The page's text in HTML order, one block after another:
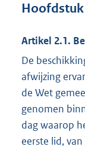
Artikel 2.1.
De
afwijzing
de Wet
genomen
dag waarop
eerste lid,